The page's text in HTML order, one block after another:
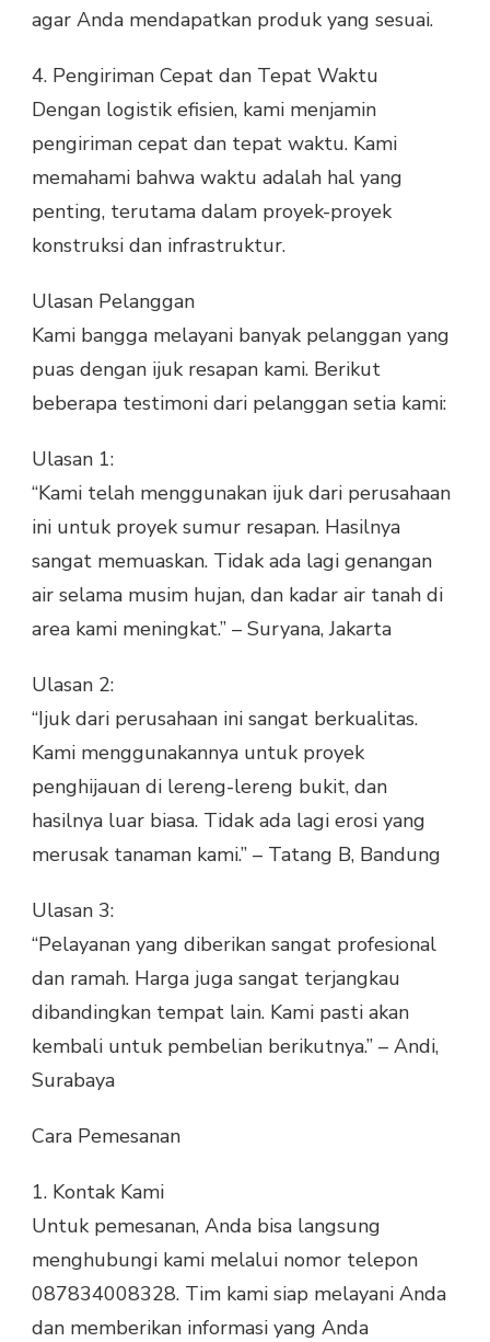
agar Anda mendapatkan produk yang sesuai.
4. Pengiriman Cepat dan Tepat Waktu
Dengan logistik efisien, kami menjamin
pengiriman cepat dan tepat waktu. Kami
memahami bahwa waktu adalah hal yang
penting, terutama dalam proyek-proyek
konstruksi dan infrastruktur.
Ulasan Pelanggan
Kami bangga melayani banyak pelanggan yang
puas dengan ijuk resapan kami. Berikut
beberapa testimoni dari pelanggan setia kami:
Ulasan 1:
“Kami telah menggunakan ijuk dari perusahaan
ini untuk proyek sumur resapan. Hasilnya
sangat memuaskan. Tidak ada lagi genangan
air selama musim hujan, dan kadar air tanah di
area kami meningkat.” – Suryana, Jakarta
Ulasan 2:
“Ijuk dari perusahaan ini sangat berkualitas.
Kami menggunakannya untuk proyek
penghijauan di lereng-lereng bukit, dan
hasilnya luar biasa. Tidak ada lagi erosi yang
merusak tanaman kami.” – Tatang B, Bandung
Ulasan 3:
“Pelayanan yang diberikan sangat profesional
dan ramah. Harga juga sangat terjangkau
dibandingkan tempat lain. Kami pasti akan
kembali untuk pembelian berikutnya.” – Andi,
Surabaya
Cara Pemesanan
1. Kontak Kami
Untuk pemesanan, Anda bisa langsung
menghubungi kami melalui nomor telepon
087834008328. Tim kami siap melayani Anda
dan memberikan informasi yang Anda